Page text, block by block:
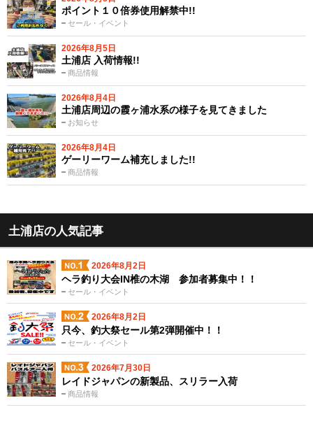
セール・イベント
ポイント１０倍券使用解禁中!!
2026年8月5日
商品情報
土浦店 入荷情報!!
2026年8月4日
お知らせ
土浦店周辺の霞ヶ浦水系の様子を見てきました
2026年8月4日
商品情報
ゲーリーワーム補充しました!!
土浦店の人気記事
2026年8月2日
セール・イベント
ヘラ釣り大会IN椎の木湖 参加者募集中！！
2026年8月2日
セール・イベント
只今、釣大祭セール第2弾開催中！！
2026年7月30日
商品情報
レイドジャパンの新製品、スリラー入荷